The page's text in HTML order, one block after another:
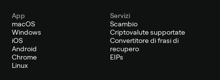
App
macOS
Windows
iOS
Android
Chrome
Linux
Servizi
Scambio
Criptovalute supportate
Convertitore di frasi di
recupero
EIPs